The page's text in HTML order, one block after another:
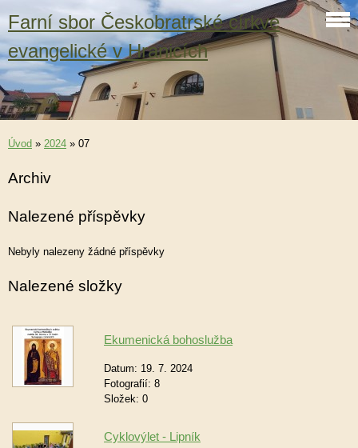
Farní sbor Českobratrské církve
evangelické v Hranicích
Úvod » 2024 » 07
Archiv
Nalezené příspěvky
Nebyly nalezeny žádné příspěvky
Nalezené složky
Ekumenická bohoslužba
Datum: 19. 7. 2024
Fotografií: 8
Složek: 0
Cyklovýlet - Lipník